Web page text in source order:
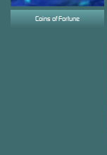
Coins of Fortune